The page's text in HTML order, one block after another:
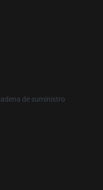
de suministro